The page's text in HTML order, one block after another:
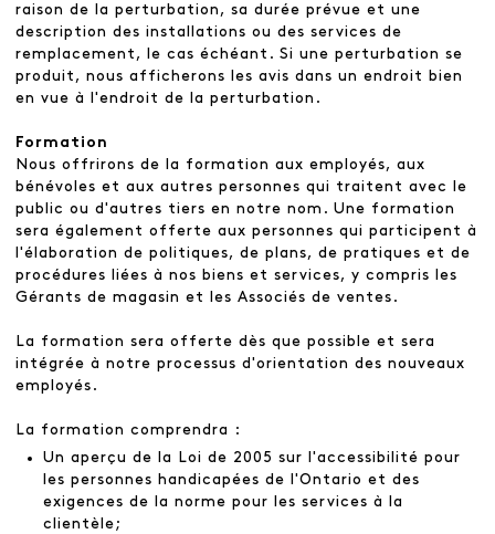
raison de la perturbation, sa durée prévue et une
description des installations ou des services de
remplacement, le cas échéant. Si une perturbation se
produit, nous afficherons les avis dans un endroit bien
en vue à l'endroit de la perturbation.
Formation
Nous offrirons de la formation aux employés, aux
bénévoles et aux autres personnes qui traitent avec le
public ou d'autres tiers en notre nom. Une formation
sera également offerte aux personnes qui participent à
l'élaboration de politiques, de plans, de pratiques et de
procédures liées à nos biens et services, y compris les
Gérants de magasin et les Associés de ventes.
La formation sera offerte dès que possible et sera
intégrée à notre processus d'orientation des nouveaux
employés.
La formation comprendra :
Un aperçu de la Loi de 2005 sur l'accessibilité pour
les personnes handicapées de l'Ontario et des
exigences de la norme pour les services à la
clientèle;